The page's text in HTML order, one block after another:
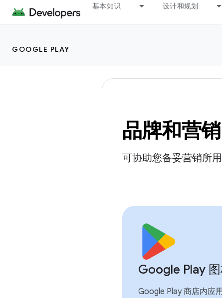
基本知识 设计和规划
GOOGLE PLAY
品牌和营
可协助您备妥营销所
Google Play
Google Play 商店内应